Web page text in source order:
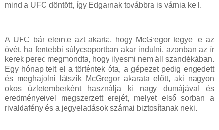
mind a UFC döntött, így Edgarnak továbbra is várnia kell.
A UFC bár eleinte azt akarta, hogy McGregor tegye le az
övét, ha fentebbi súlycsoportban akar indulni, azonban az ír
kerek perec megmondta, hogy ilyesmi nem áll szándékában.
Egy hónap telt el a történtek óta, a gépezet pedig engedett
és meghajolni látszik McGregor akarata előtt, aki nagyon
okos üzletemberként használja ki nagy dumájával és
eredményeivel megszerzett erejét, melyet első sorban a
rivaldafény és a jegyeladások számai biztosítanak neki.